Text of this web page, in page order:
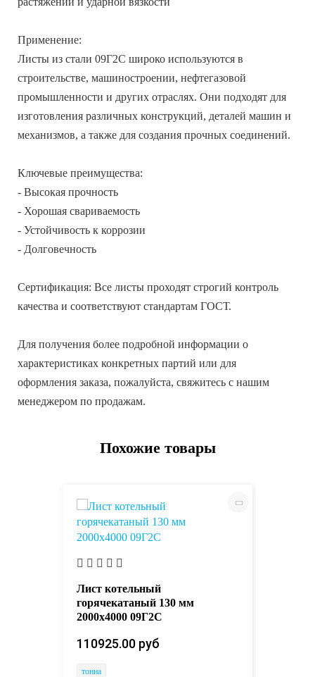
Применение:
Листы из стали 09Г2С широко используются в
строительстве, машиностроении, нефтегазовой
промышленности и других отраслях. Они подходят для
изготовления различных конструкций, деталей машин и
механизмов, а также для создания прочных соединений.
Ключевые преимущества:
- Высокая прочность
- Хорошая свариваемость
- Устойчивость к коррозии
- Долговечность
Сертификация: Все листы проходят строгий контроль
качества и соответствуют стандартам ГОСТ.
Для получения более подробной информации о
характеристиках конкретных партий или для
оформления заказа, пожалуйста, свяжитесь с нашим
менеджером по продажам.
Похожие товары
Лист котельный
горячекатаный 130 мм
2000х4000 09Г2С
110925.00 руб
тонна